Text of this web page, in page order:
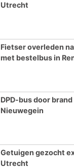
Utrecht
Fietser overleden
met bestelbus in
DPD-bus door
Nieuwegein
Getuigen gezocht
Utrecht